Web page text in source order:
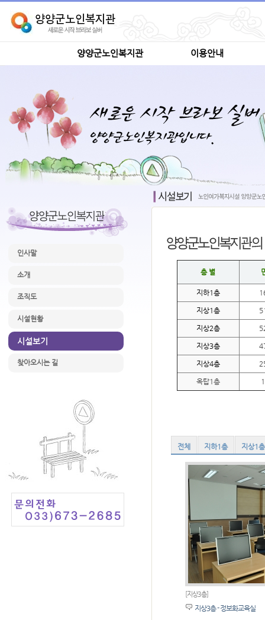
양양군노인복지관 이용안내
인사말
소개
조직도
시설현황
시설보기
찾아오시는 길
층 별
지하1층
지상1층
지상2층
지상3층
지상4층
옥탑1층
전체 지하1층 지상1층
[지상3층]
지상3층 - 정보화교육실